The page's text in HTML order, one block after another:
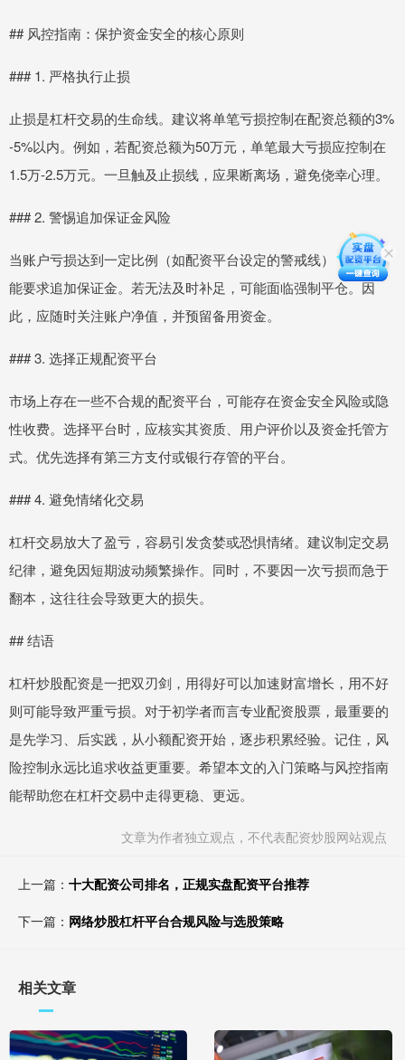
## 风控指南：保护资金安全的核心原则
### 1. 严格执行止损
止损是杠杆交易的生命线。建议将单笔亏损控制在配资总额的3%
-5%以内。例如，若配资总额为50万元，单笔最大亏损应控制在
1.5万-2.5万元。一旦触及止损线，应果断离场，避免侥幸心理。
### 2. 警惕追加保证金风险
当账户亏损达到一定比例（如配资平台设定的警戒线），平台可
能要求追加保证金。若无法及时补足，可能面临强制平仓。因
此，应随时关注账户净值，并预留备用资金。
### 3. 选择正规配资平台
市场上存在一些不合规的配资平台，可能存在资金安全风险或隐
性收费。选择平台时，应核实其资质、用户评价以及资金托管方
式。优先选择有第三方支付或银行存管的平台。
### 4. 避免情绪化交易
杠杆交易放大了盈亏，容易引发贪婪或恐惧情绪。建议制定交易
纪律，避免因短期波动频繁操作。同时，不要因一次亏损而急于
翻本，这往往会导致更大的损失。
## 结语
杠杆炒股配资是一把双刃剑，用得好可以加速财富增长，用不好
则可能导致严重亏损。对于初学者而言专业配资股票，最重要的
是先学习、后实践，从小额配资开始，逐步积累经验。记住，风
险控制永远比追求收益更重要。希望本文的入门策略与风控指南
能帮助您在杠杆交易中走得更稳、更远。
文章为作者独立观点，不代表配资炒股网站观点
上一篇： 十大配资公司排名，正规实盘配资平台推荐
下一篇： 网络炒股杠杆平台合规风险与选股策略
相关文章